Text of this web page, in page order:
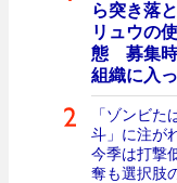
ら突き落
リュウの
態 募集時
組織に入
「ゾンビ
斗」に注が
今季は打撃
奪も選択肢